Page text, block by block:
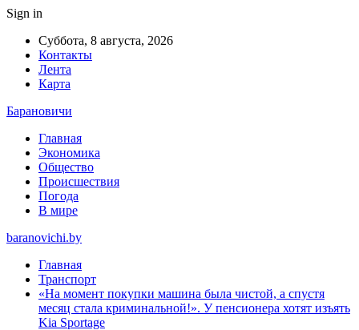
Sign in
Суббота, 8 августа, 2026
Контакты
Лента
Карта
Барановичи
Главная
Экономика
Общество
Происшествия
Погода
В мире
baranovichi.by
Главная
Транспорт
«На момент покупки машина была чистой, а спустя
месяц стала криминальной!». У пенсионера хотят изъять
Kia Sportage